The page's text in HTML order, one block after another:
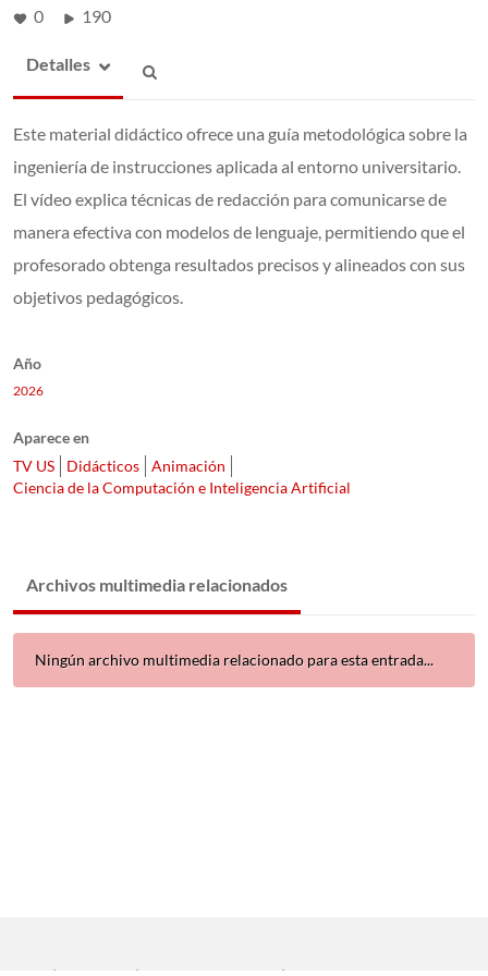
0 190
Detalles
Este material didáctico ofrece una guía metodológica sobre la
ingeniería de instrucciones aplicada al entorno universitario.
El vídeo explica técnicas de redacción para comunicarse de
manera efectiva con modelos de lenguaje, permitiendo que el
profesorado obtenga resultados precisos y alineados con sus
objetivos pedagógicos.
Año
2026
Aparece en
TV US
Didácticos
Animación
Ciencia de la Computación e Inteligencia Artificial
Archivos multimedia relacionados
Ningún archivo multimedia relacionado para esta entrada...